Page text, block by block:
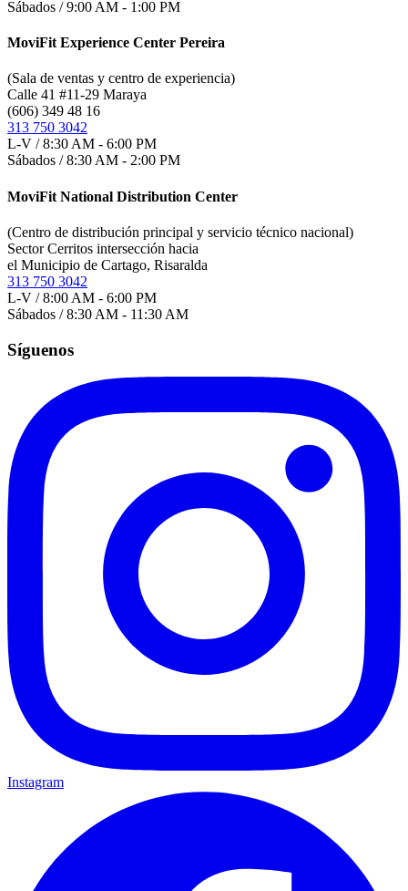
Sábados / 9:00 AM - 1:00 PM
MoviFit Experience Center Pereira
(Sala de ventas y centro de experiencia)
Calle 41 #11-29 Maraya
(606) 349 48 16
313 750 3042
L-V / 8:30 AM - 6:00 PM
Sábados / 8:30 AM - 2:00 PM
MoviFit National Distribution Center
(Centro de distribución principal y servicio técnico nacional)
Sector Cerritos intersección hacia
el Municipio de Cartago, Risaralda
313 750 3042
L-V / 8:00 AM - 6:00 PM
Sábados / 8:30 AM - 11:30 AM
Síguenos
Instagram